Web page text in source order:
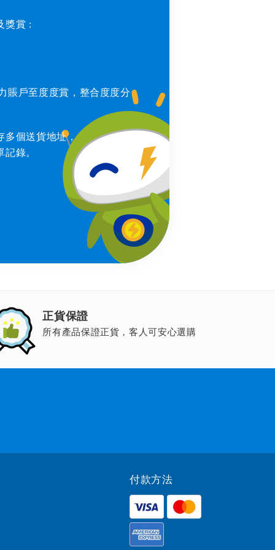
獎賞 :
賬戶至度度賞，整合度度分
多個送貨地址，
錄。
正貨保證
所有產品保證正貨，客人可安心選購
付款方法